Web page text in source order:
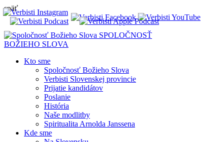
späť
SPOLOČNOSŤ
BOŽIEHO SLOVA
Kto sme
Spoločnosť Božieho Slova
Verbisti Slovenskej provincie
Prijatie kandidátov
Poslanie
História
Naše modlitby
Spiritualita Arnolda Janssena
Kde sme